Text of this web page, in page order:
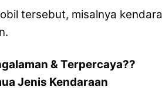
tersebut, misalnya
& Terpercaya??
Jenis Kendaraan